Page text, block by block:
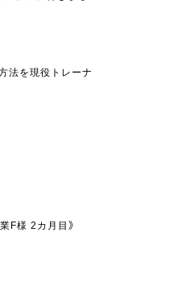
方法を現役トレーナ
F様 2カ月目》